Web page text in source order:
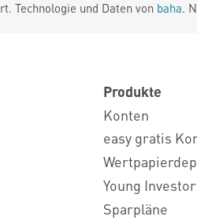
Technologie und Daten von baha.
Produkte
Konten
easy gratis
Young
Sparpläne